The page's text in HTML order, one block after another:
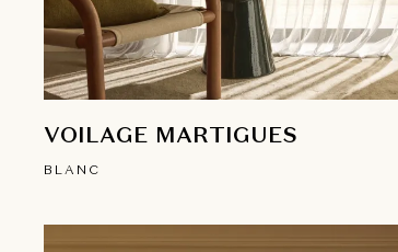
VOILAGE MARTIGUES
BLANC